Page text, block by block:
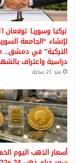
تركيا وسوريا توقعان
لإنشاء “الجامعة
التركية” في دمشق..
دراسية واعتراف
منذ 21 ساعة
أسعار الذهب اليوم